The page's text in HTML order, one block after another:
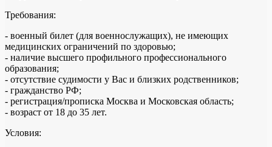
Требования:
- военный билет (для военнослужащих), не имеющих
медицинских ограничений по здоровью;
- наличие высшего профильного профессионального
образования;
- отсутствие судимости у Вас и близких родственников;
- гражданство РФ;
- регистрация/прописка Москва и Московская область;
- возраст от 18 до 35 лет.
Условия: